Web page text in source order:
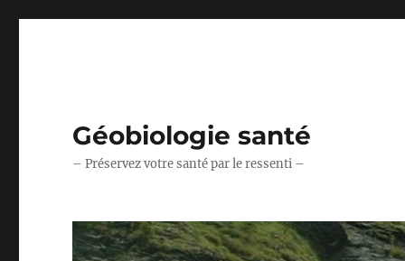
Géobiologie santé
– Préservez votre santé par le ressenti –